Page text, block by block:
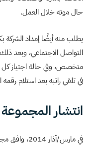
حال موته خلال العمل.
يطلب منه أيضًا إمداد الشركة
التواصل الاجتماعي، وبعد
متخصص، وفي حالة اجتياز كل
في تلقي راتبه بعد استلام
انتشار
في مارس/آذار 2014، وافق مجلس